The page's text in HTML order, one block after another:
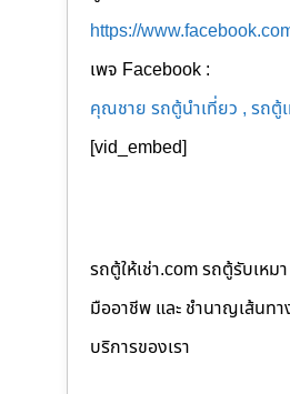
https://
เพจ Facebook :
คุณชาย รถตู้นำเที่ยว , รถตู้
[vid_embed]
รถตู้ให้เช่า.com รถตู้รับเห
มืออาชีพ และ ชำนาญเส้นท
บริการของเรา